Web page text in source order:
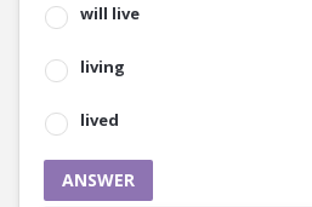
will live
living
lived
ANSWER